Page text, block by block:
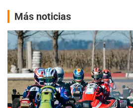
Más noticias